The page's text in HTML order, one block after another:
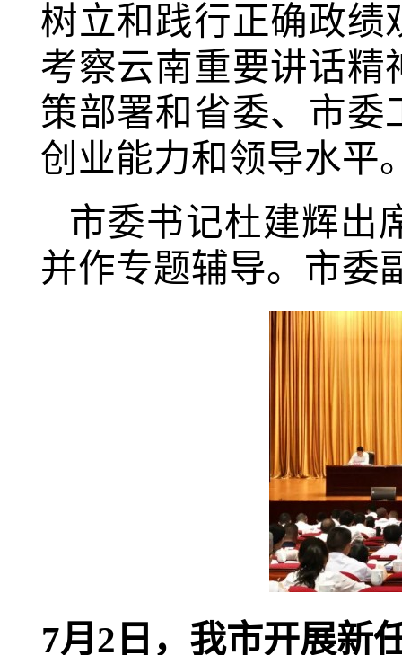
树立和践行正确政绩
考察云南重要讲话精
策部署和省委、市委
创业能力和领导水平
市委书记杜建辉出
并作专题辅导。市委
7月2日，我市开展新